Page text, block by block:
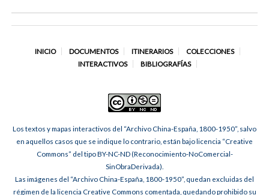
INICIO DOCUMENTOS ITINERARIOS
COLECCIONES
INTERACTIVOS
BIBLIOGRAFÍAS
Los textos y mapas interactivos del “Archivo China-España, 1800-1950”, salvo
en aquellos casos que se indique lo contrario, están bajo licencia “Creative
Commons” del tipo BY-NC-ND (Reconocimiento-NoComercial-
SinObraDerivada).
Las imágenes del “Archivo China-España, 1800-1950”, quedan excluidas del
régimen de la licencia Creative Commons comentada, quedando prohibido su